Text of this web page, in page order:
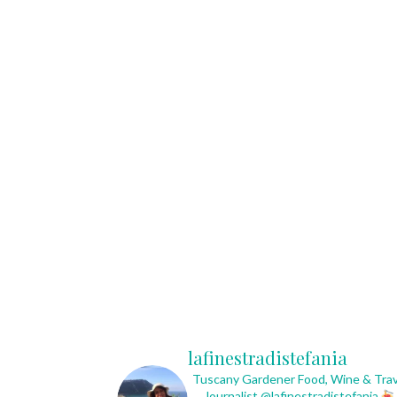
lafinestradistefania
Tuscany GardenerFood, Wine &